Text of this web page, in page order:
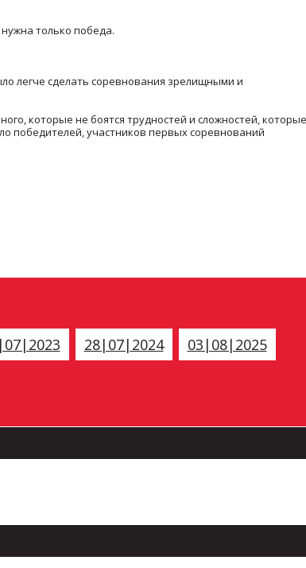
только победа.
легче сделать соревнования зрелищными и
которые не боятся трудностей и сложностей, которые
победителей, участников первых соревнований
28|07|2024
03|08|2025